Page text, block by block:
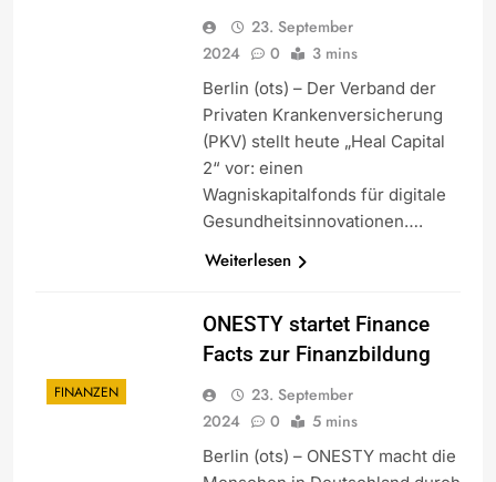
23. September
2024
0 3 mins
Berlin (ots) – Der Verband der
Privaten Krankenversicherung
(PKV) stellt heute „Heal Capital
2“ vor: einen
Wagniskapitalfonds für digitale
Gesundheitsinnovationen….
Weiterlesen
FINANZEN
ONESTY startet Finance
Facts zur Finanzbildung
23. September
2024
0 5 mins
Berlin (ots) – ONESTY macht die